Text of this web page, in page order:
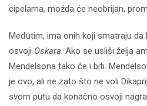
cipelama, možda će neobrijan,
Međutim, ima onih koji smatraju da
osvoji Oskara. Ako se usliši želja
Mendelsona tako će i biti.
je ovo, ali ne zato što ne voli
svom putu da konačno osvoji